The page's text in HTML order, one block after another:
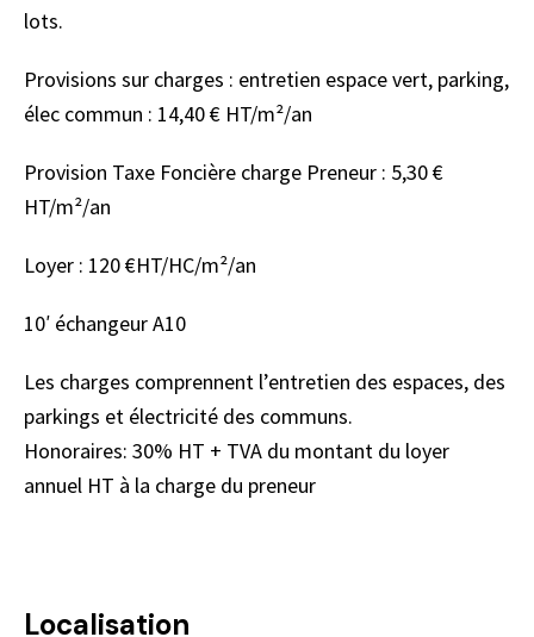
lots.
Provisions sur charges : entretien espace vert, parking,
élec commun : 14,40 € HT/m²/an
Provision Taxe Foncière charge Preneur : 5,30 €
HT/m²/an
Loyer : 120 €HT/HC/m²/an
10′ échangeur A10
Les charges comprennent l’entretien des espaces, des
parkings et électricité des communs.
Honoraires: 30% HT + TVA du montant du loyer
annuel HT à la charge du preneur
Localisation